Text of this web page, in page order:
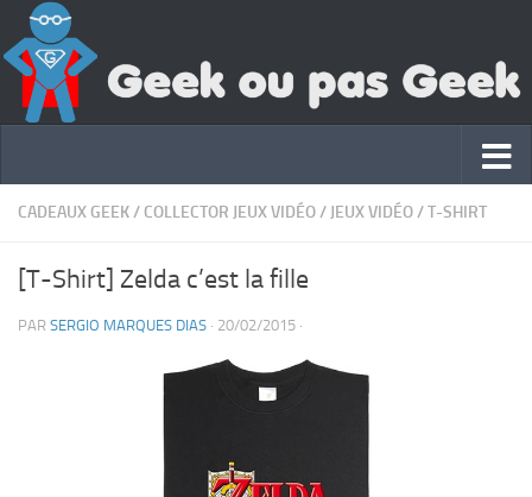
CADEAUX GEEK/ COLLECTOR JEUX VIDÉO/ JEUX VIDÉO/T-SHIRT
[T-Shirt] Zelda c’est la fille
PAR SERGIO MARQUES DIAS · 20/02/2015 ·